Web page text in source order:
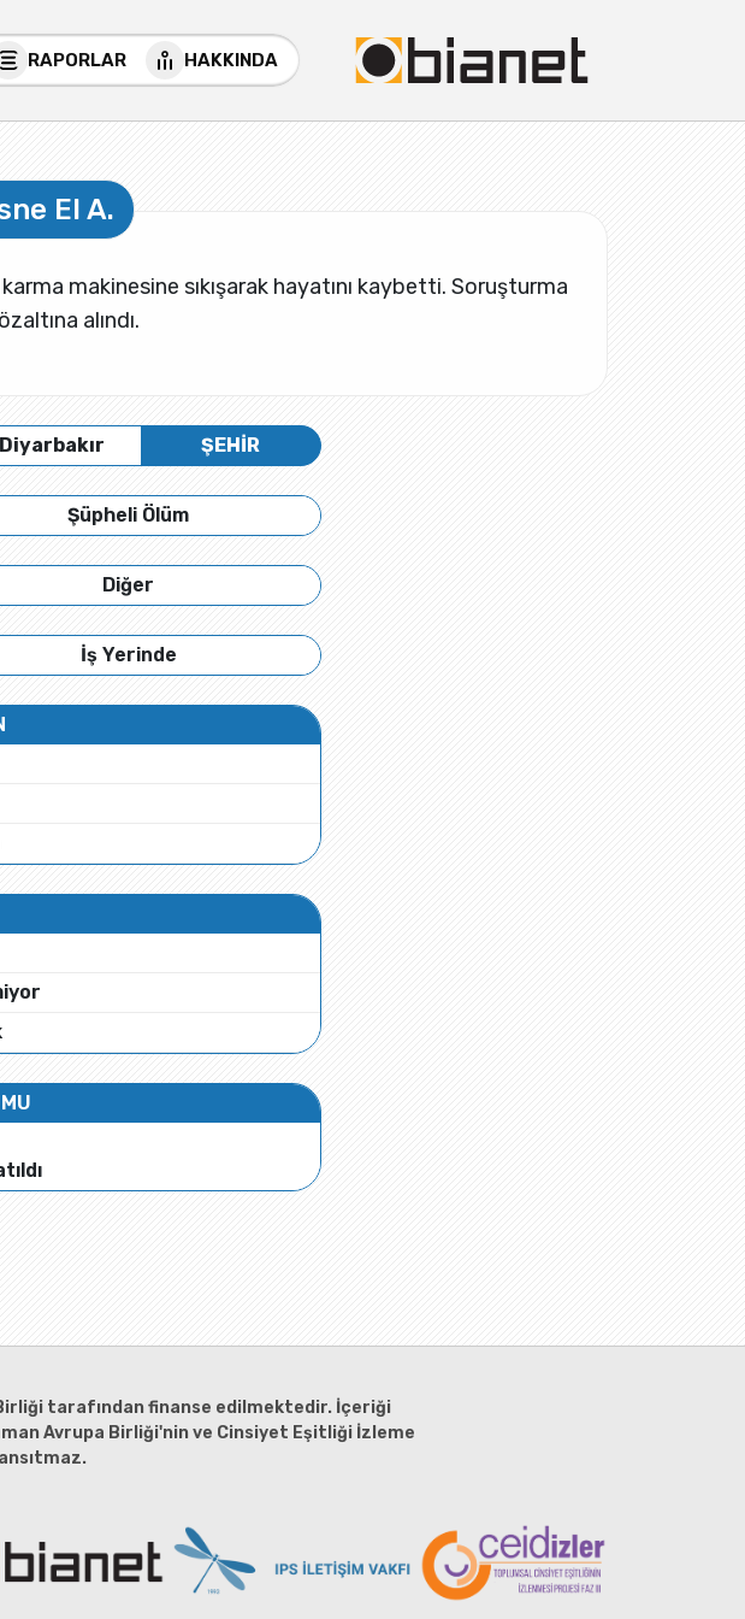
RAPORLAR HAKKINDA
El A.
makinesine sıkışarak hayatını kaybetti. Soruşturma
alındı.
Diyarbakır ŞEHİR
Şüpheli Ölüm
Diğer
İş Yerinde
tarafından finanse edilmektedir. İçeriği
Avrupa Birliği'nin ve Cinsiyet Eşitliği İzleme